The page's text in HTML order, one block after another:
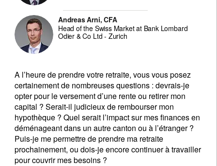
Andreas Arni, CFA
Head of the Swiss Market at Bank Lombard
Odier & Co Ltd - Zurich
A l’heure de prendre votre retraite, vous vous posez
certainement de nombreuses questions : devrais-je
opter pour le versement d’une rente ou retirer mon
capital ? Serait-il judicieux de rembourser mon
hypothèque ? Quel serait l’impact sur mes finances en
déménageant dans un autre canton ou à l’étranger ?
Puis-je me permettre de prendre ma retraite
prochainement, ou dois-je encore continuer à travailler
pour couvrir mes besoins ?